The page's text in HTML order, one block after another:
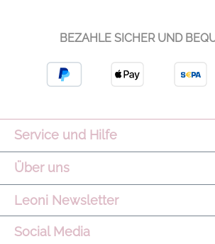
BEZAHLE SICHER UND
Service und Hilfe
Über uns
Leoni Newsletter
Social Media